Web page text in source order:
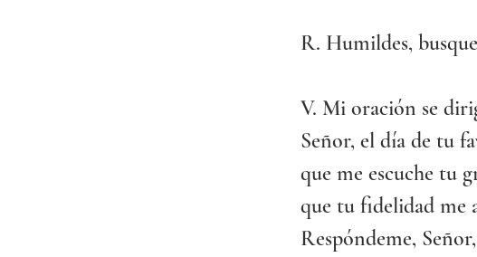
R. Humildes,
V. Mi oración se
Señor, el día de tu
que me escuche tu
que tu fidelidad me
Respóndeme,